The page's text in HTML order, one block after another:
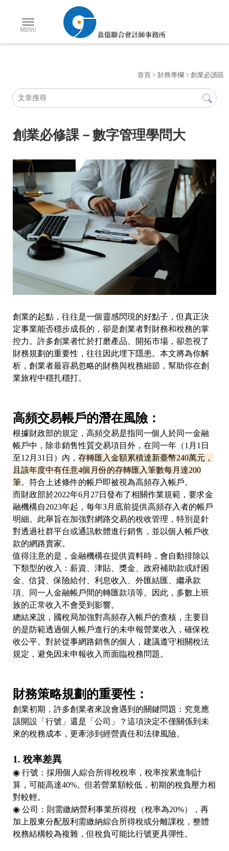
首頁 > 財務專欄 > 創業必讀區
創業必修課－數字管理學問大
創業的起點，往往是一個靈感閃現的好點子，但真正決
定事業能否穩步成長的，卻是創業者對財務和稅務的掌
控力。許多創業者忙於打磨產品、開拓市場，卻忽視了
財務規劃的重要性，往往因此埋下隱患。本文將為你解
析，創業者最容易忽略的財務與稅務細節，幫助你在創
業旅程中穩扎穩打。
高頻交易帳戶的潛在風險：
根據財政部的規定，高頻交易是指同一個人於同一金融
帳戶中，除非銷售性質交易項目外，在同一年（1月1日
至12月31日）內，存轉匯入金額累積達新臺幣240萬元，
且該年度中有任意4個月份的存轉匯入筆數每月達200
筆。符合上述條件的帳戶即被視為高頻存入帳戶。
而財政部於2022年6月27日發布了相關作業規範，要求金
融機構自2023年起，每年3月底前提供高頻存入者的帳戶
明細。此舉旨在加強對網路交易的稅收管理，特別是針
對透過社群平台或通訊軟體進行銷售，並以個人帳戶收
款的網路賣家。
值得注意的是，金融機構在提供資料時，會自動排除以
下類型的收入：薪資、津貼、獎金、政府補助款或紓困
金、信貸、保險給付、利息收入、外匯結匯、繼承款
項、同一人金融帳戶間的轉匯款項等。因此，多數上班
族的正常收入不會受到影響。
總結來說，國稅局加強對高頻存入帳戶的查核，主要目
的是防範透過個人帳戶進行的未申報營業收入，確保稅
收公平。對於從事網路銷售的個人，建議遵守相關稅法
規定，避免因未申報收入而面臨稅務問題。
財務策略規劃的重要性：
創業初期，許多創業者來說會遇到的關鍵問題：究竟應
該開設「行號」還是「公司」？這項決定不僅關係到未
來的稅務成本，更牽涉到經營責任和法律風險。
1. 稅率差異
◉ 行號：採用個人綜合所得稅稅率，稅率按累進制計
算，可能高達40%。但若營業額較低，初期的稅負壓力相
對較輕。
◉ 公司：則需繳納營利事業所得稅（稅率為20%），再
加上股東分配股利需繳納綜合所得稅或分離課稅，整體
稅務結構較為複雜，但稅負可能比行號更具彈性。